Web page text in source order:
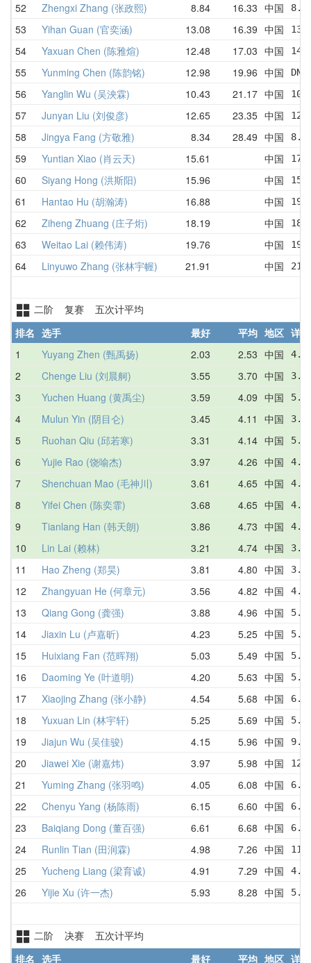
52 Zhengxi Zhang (张政熙) 8.84 16.33 中国
53 Yihan Guan (官奕涵) 13.08 16.39 中国
54 Yaxuan Chen (陈雅煊) 12.48 17.03 中国
55 Yunming Chen (陈韵铭) 12.98 19.96 中国
56 Yanglin Wu (吴泱霖) 10.43 21.17 中国
57 Junyan Liu (刘俊彦) 12.65 23.35 中国
58 Jingya Fang (方敬雅) 8.34 28.49 中国
59 Yuntian Xiao (肖云天) 15.61 中国
60 Siyang Hong (洪斯阳) 15.96 中国
61 Hantao Hu (胡瀚涛) 16.88 中国
62 Ziheng Zhuang (庄子烆) 18.19 中国
63 Weitao Lai (赖伟涛) 19.76 中国
64 Linyuwo Zhang (张林宇幄) 21.91 中国
二阶 复赛 五次计平均
排名 选手 最好 平均 地区 详情
1
Yuyang Zhen (甄禹扬) 2.03 2.53 中国
2 Chenge Liu (刘晨舸) 3.55 3.70 中国
3 Yuchen Huang (黄禹尘) 3.59 4.09 中国
4 Mulun Yin (阴目仑) 3.45 4.11 中国
5 Ruohan Qiu (邱若寒) 3.31 4.14 中国
6 Yujie Rao (饶喻杰) 3.97 4.26 中国
7 Shenchuan Mao (毛神川) 3.61 4.65 中国
8 Yifei Chen (陈奕霏) 3.68 4.65 中国
9 Tianlang Han (韩天朗) 3.86 4.73 中国
10 Lin Lai (赖林) 3.21 4.74 中国
11 Hao Zheng (郑昊) 3.81 4.80 中国
12 Zhangyuan He (何章元) 3.56 4.82 中国
13 Qiang Gong (龚强) 3.88 4.96 中国
14 Jiaxin Lu (卢嘉昕) 4.23 5.25 中国
15 Huixiang Fan (范晖翔) 5.03 5.49 中国
16 Daoming Ye (叶道明) 4.20 5.63 中国
17 Xiaojing Zhang (张小静) 4.54 5.68 中国
18 Yuxuan Lin (林宇轩) 5.25 5.69 中国
19 Jiajun Wu (吴佳骏) 4.15 5.96 中国
20 Jiawei Xie (谢嘉炜) 3.97 5.98 中国
21 Yuming Zhang (张羽鸣) 4.05 6.08 中国
22 Chenyu Yang (杨陈雨) 6.15 6.60 中国
23 Baiqiang Dong (董百强) 6.61 6.68 中国
24 Runlin Tian (田润霖) 4.98 7.26 中国
25 Yucheng Liang (梁育诚) 4.91 7.29 中国
26 Yijie Xu (许一杰) 5.93 8.28 中国
二阶 决赛 五次计平均
排名 选手 最好 平均 地区 详情